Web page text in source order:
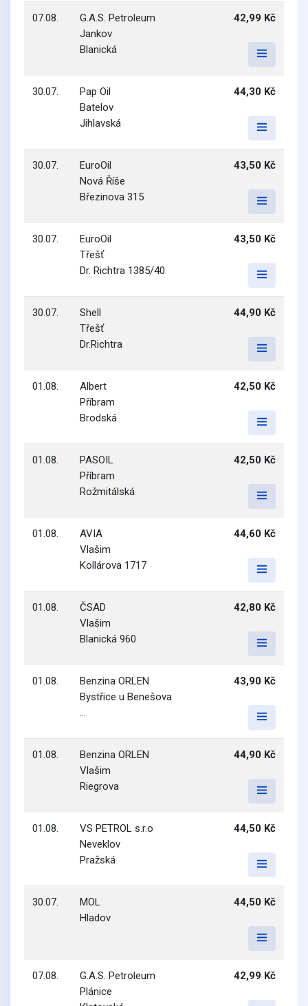
07.08.
G.A.S. Petroleum
Jankov
Blanická
42,99 Kč
30.07.
Pap Oil
Batelov
Jihlavská
44,30 Kč
30.07.
EuroOil
Nová Říše
Březinova 315
43,50 Kč
30.07.
EuroOil
Třešť
Dr. Richtra 1385/40
43,50 Kč
30.07.
Shell
Třešť
Dr.Richtra
44,90 Kč
01.08.
Albert
Příbram
Brodská
42,50 Kč
01.08.
PASOIL
Příbram
Rožmitálská
42,50 Kč
01.08.
AVIA
Vlašim
Kollárova 1717
44,60 Kč
01.08.
ČSAD
Vlašim
Blanická 960
42,80 Kč
01.08.
Benzina ORLEN
Bystřice u Benešova
...
43,90 Kč
01.08.
Benzina ORLEN
Vlašim
Riegrova
44,90 Kč
01.08.
VS PETROL s.r.o
Neveklov
Pražská
44,50 Kč
30.07.
MOL
Hladov
44,50 Kč
07.08.
G.A.S. Petroleum
Plánice
42,99 Kč